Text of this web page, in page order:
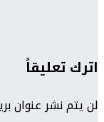
اترك تعليقاً
لن يتم نشر عنوان